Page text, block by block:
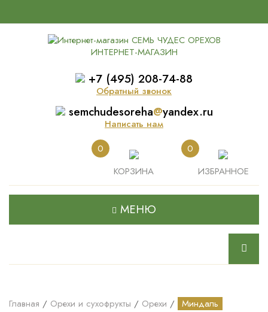
ИНТЕРНЕТ-МАГАЗИН
+7 (495) 208-74-88
Обратный звонок
semchudesoreha@yandex.ru
Написать нам
0
КОРЗИНА
0
ИЗБРАННОЕ
МЕНЮ
Главная Орехи и сухофрукты Орехи Миндаль